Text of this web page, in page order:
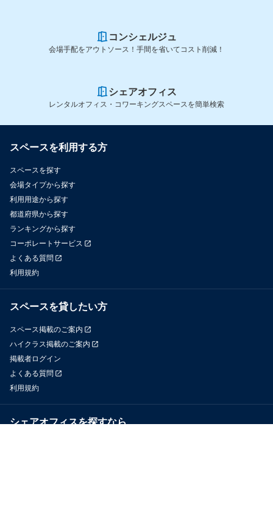
コンシェルジュ
会場手配をアウトソース！手間を省いてコスト削減！
シェアオフィス
レンタルオフィス・コワーキングスペースを簡単検索
スペースを利用する方
スペースを探す
会場タイプから探す
利用用途から探す
都道府県から探す
ランキングから探す
コーポレートサービス
よくある質問
利用規約
スペースを貸したい方
スペース掲載のご案内
ハイクラス掲載のご案内
掲載者ログイン
よくある質問
利用規約
シェアオフィスを探すなら